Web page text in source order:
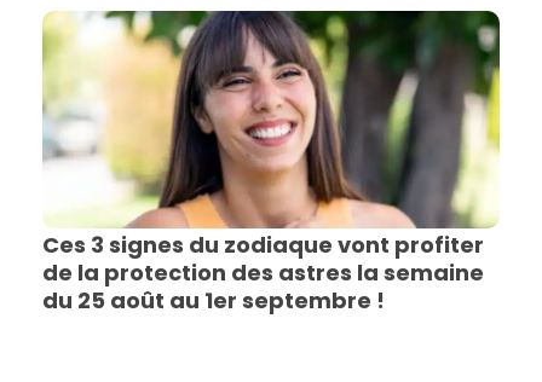
Ces 3 signes du zodiaque vont profiter
de la protection des astres la semaine
du 25 août au 1er septembre !